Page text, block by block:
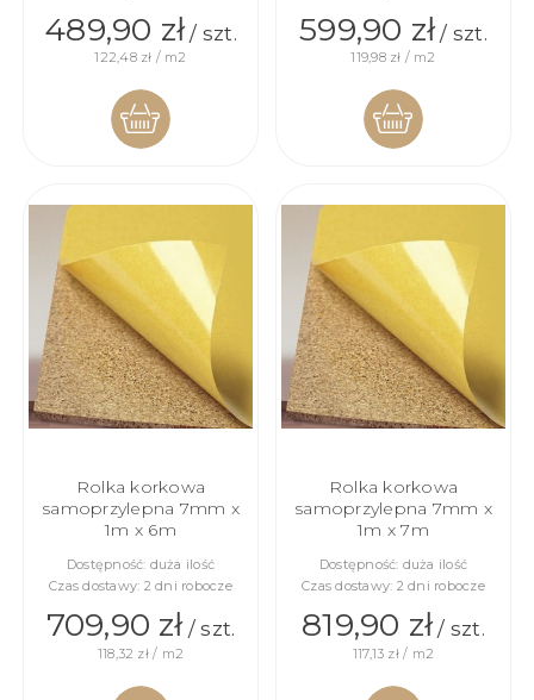
489,90 zł/ szt.
122,48 zł / m2
KOSZYKA
599,90 zł/ szt.
119,98 zł / m2
KOSZYKA
Rolka korkowa
samoprzylepna 7mm x
1m x 6m
Dostępność: duża ilość
Czas dostawy: 2 dni robocze
709,90 zł/ szt.
118,32 zł / m2
Rolka korkowa
samoprzylepna 7mm x
1m x 7m
Dostępność: duża ilość
Czas dostawy: 2 dni robocze
819,90 zł/ szt.
117,13 zł / m2